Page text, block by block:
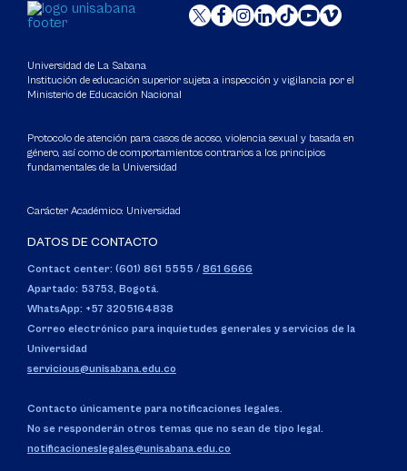
Universidad de La Sabana
Institución de educación superior sujeta a inspección y vigilancia por el
Ministerio de Educación Nacional
Protocolo de atención para casos de acoso, violencia sexual y basada en
género, así como de comportamientos contrarios a los principios
fundamentales de la Universidad
Carácter Académico: Universidad
DATOS DE CONTACTO
Contact center: (601) 861 5555 / 861 6666
Apartado: 53753, Bogotá.
WhatsApp: +57 3205164838
Correo electrónico para inquietudes generales y servicios de la
Universidad
servicious@unisabana.edu.co
Contacto únicamente para notificaciones legales.
No se responderán otros temas que no sean de tipo legal.
notificacioneslegales@unisabana.edu.co